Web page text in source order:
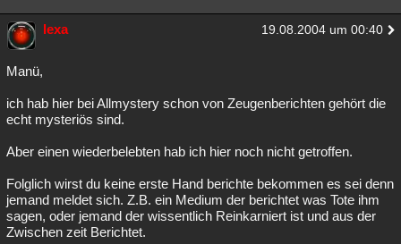
lexa 19.08.2004 um 00:40
Manü,
ich hab hier bei Allmystery schon von Zeugenberichten gehört die
echt mysteriös sind.
Aber einen wiederbelebten hab ich hier noch nicht getroffen.
Folglich wirst du keine erste Hand berichte bekommen es sei denn
jemand meldet sich. Z.B. ein Medium der berichtet was Tote ihm
sagen, oder jemand der wissentlich Reinkarniert ist und aus der
Zwischen zeit Berichtet.